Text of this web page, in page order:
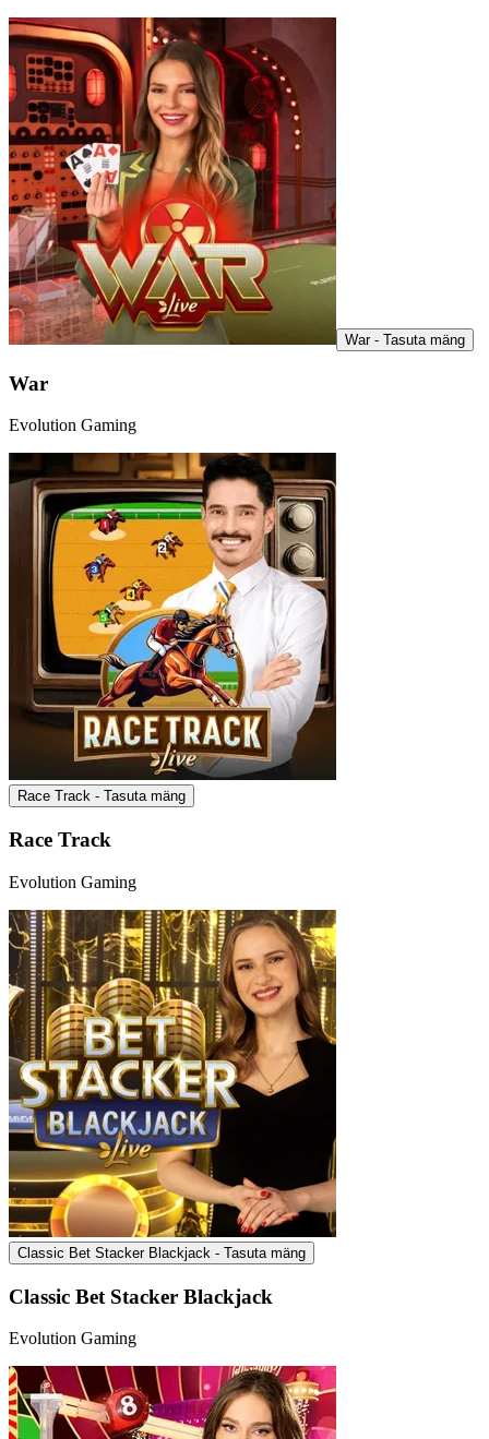
War - Tasuta mäng
War
Evolution Gaming
Race Track - Tasuta mäng
Race Track
Evolution Gaming
Classic Bet Stacker Blackjack - Tasuta mäng
Classic Bet Stacker Blackjack
Evolution Gaming